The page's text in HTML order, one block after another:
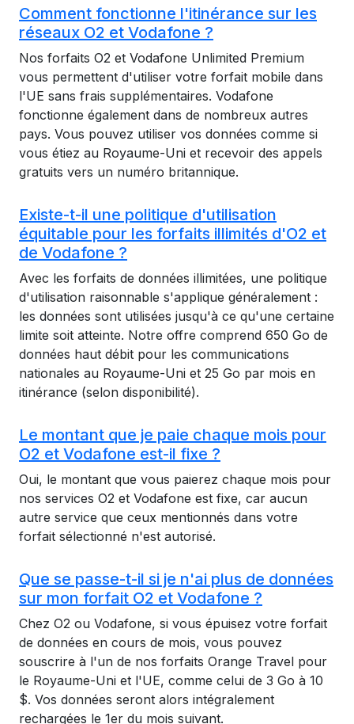
Comment fonctionne l'itinérance sur les
réseaux O2 et Vodafone ?
Nos forfaits O2 et Vodafone Unlimited Premium
vous permettent d'utiliser votre forfait mobile dans
l'UE sans frais supplémentaires. Vodafone
fonctionne également dans de nombreux autres
pays. Vous pouvez utiliser vos données comme si
vous étiez au Royaume-Uni et recevoir des appels
gratuits vers un numéro britannique.
Existe-t-il une politique d'utilisation
équitable pour les forfaits illimités d'O2 et
de Vodafone ?
Avec les forfaits de données illimitées, une politique
d'utilisation raisonnable s'applique généralement :
les données sont utilisées jusqu'à ce qu'une certaine
limite soit atteinte. Notre offre comprend 650 Go de
données haut débit pour les communications
nationales au Royaume-Uni et 25 Go par mois en
itinérance (selon disponibilité).
Le montant que je paie chaque mois pour
O2 et Vodafone est-il fixe ?
Oui, le montant que vous paierez chaque mois pour
nos services O2 et Vodafone est fixe, car aucun
autre service que ceux mentionnés dans votre
forfait sélectionné n'est autorisé.
Que se passe-t-il si je n'ai plus de données
sur mon forfait O2 et Vodafone ?
Chez O2 ou Vodafone, si vous épuisez votre forfait
de données en cours de mois, vous pouvez
souscrire à l'un de nos forfaits Orange Travel pour
le Royaume-Uni et l'UE, comme celui de 3 Go à 10
$. Vos données seront alors intégralement
rechargées le 1er du mois suivant.